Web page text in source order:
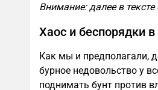
Внимание: далее в
Хаос и беспорядки в
Как мы и предполагали,
бурное недовольство у
поднимать бунт против